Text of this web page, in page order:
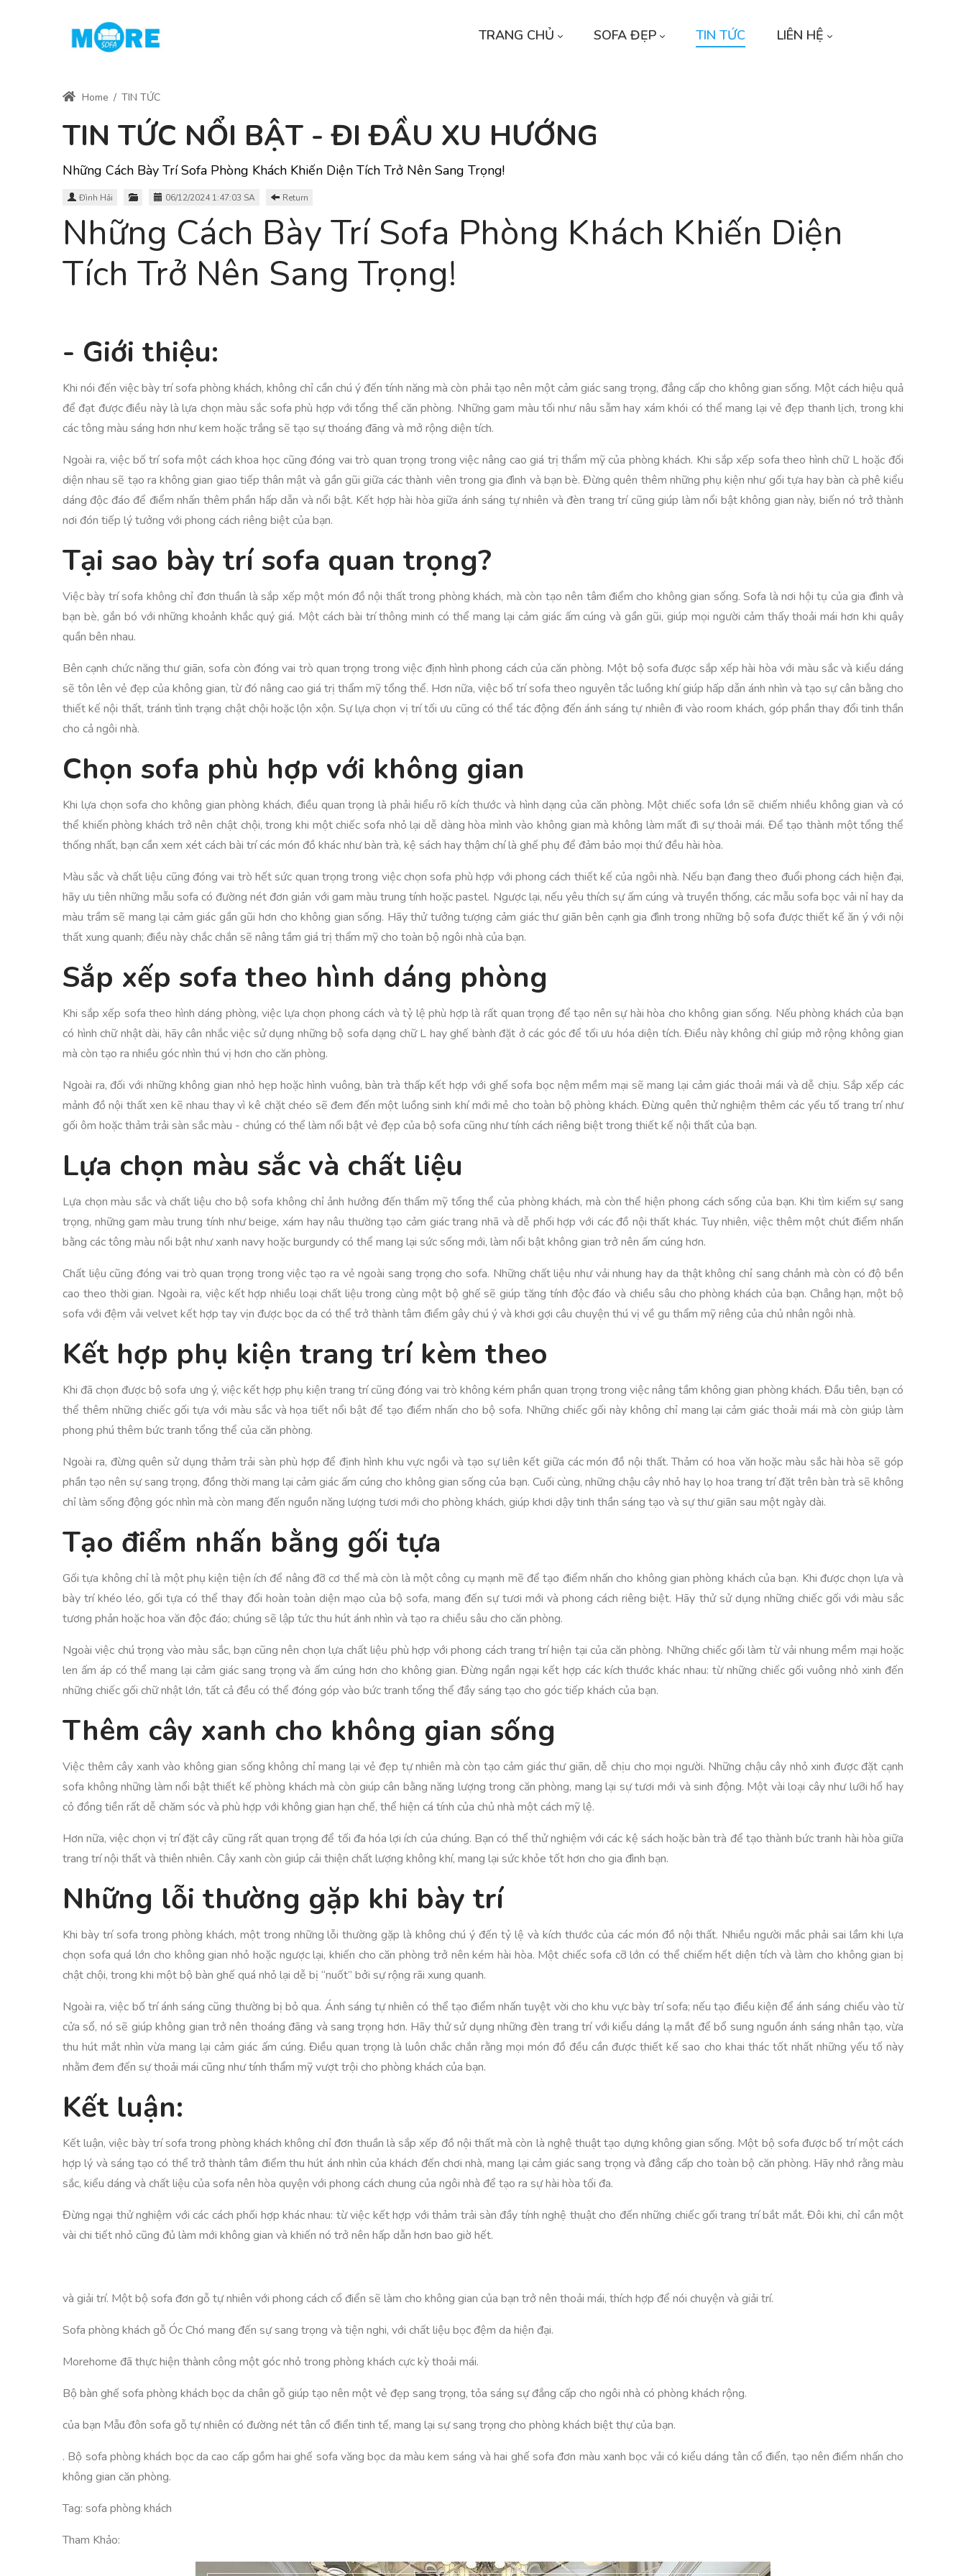
TRANG CHỦ SOFA ĐẸP TIN TỨC LIÊN HỆ
Home / TIN TỨC
TIN TỨC NỔI BẬT - ĐI ĐẦU XU HƯỚNG
Những Cách Bày Trí Sofa Phòng Khách Khiến Diện Tích Trở Nên Sang Trọng!
Đình Hải 06/12/2024 1:47:03 SA Return
Những Cách Bày Trí Sofa Phòng Khách Khiến Diện
Tích Trở Nên Sang Trọng!
- Giới thiệu:
Khi nói đến việc bày trí sofa phòng khách, không chỉ cần chú ý đến tính năng mà còn phải tạo nên một cảm giác sang trọng, đẳng cấp cho không gian sống. Một cách hiệu quả
để đạt được điều này là lựa chọn màu sắc sofa phù hợp với tổng thể căn phòng. Những gam màu tối như nâu sẫm hay xám khói có thể mang lại vẻ đẹp thanh lịch, trong khi
các tông màu sáng hơn như kem hoặc trắng sẽ tạo sự thoáng đãng và mở rộng diện tích.
Ngoài ra, việc bố trí sofa một cách khoa học cũng đóng vai trò quan trọng trong việc nâng cao giá trị thẩm mỹ của phòng khách. Khi sắp xếp sofa theo hình chữ L hoặc đối
diện nhau sẽ tạo ra không gian giao tiếp thân mật và gần gũi giữa các thành viên trong gia đình và bạn bè. Đừng quên thêm những phụ kiện như gối tựa hay bàn cà phê kiểu
dáng độc đáo để điểm nhấn thêm phần hấp dẫn và nổi bật. Kết hợp hài hòa giữa ánh sáng tự nhiên và đèn trang trí cũng giúp làm nổi bật không gian này, biến nó trở thành
nơi đón tiếp lý tưởng với phong cách riêng biệt của bạn.
Tại sao bày trí sofa quan trọng?
Việc bày trí sofa không chỉ đơn thuần là sắp xếp một món đồ nội thất trong phòng khách, mà còn tạo nên tâm điểm cho không gian sống. Sofa là nơi hội tụ của gia đình và
bạn bè, gắn bó với những khoảnh khắc quý giá. Một cách bài trí thông minh có thể mang lại cảm giác ấm cúng và gần gũi, giúp mọi người cảm thấy thoải mái hơn khi quây
quần bên nhau.
Bên cạnh chức năng thư giãn, sofa còn đóng vai trò quan trọng trong việc định hình phong cách của căn phòng. Một bộ sofa được sắp xếp hài hòa với màu sắc và kiểu dáng
sẽ tôn lên vẻ đẹp của không gian, từ đó nâng cao giá trị thẩm mỹ tổng thể. Hơn nữa, việc bố trí sofa theo nguyên tắc luồng khí giúp hấp dẫn ánh nhìn và tạo sự cân bằng cho
thiết kế nội thất, tránh tình trạng chật chội hoặc lộn xộn. Sự lựa chọn vị trí tối ưu cũng có thể tác động đến ánh sáng tự nhiên đi vào room khách, góp phần thay đổi tinh thần
cho cả ngôi nhà.
Chọn sofa phù hợp với không gian
Khi lựa chọn sofa cho không gian phòng khách, điều quan trọng là phải hiểu rõ kích thước và hình dạng của căn phòng. Một chiếc sofa lớn sẽ chiếm nhiều không gian và có
thể khiến phòng khách trở nên chật chội, trong khi một chiếc sofa nhỏ lại dễ dàng hòa mình vào không gian mà không làm mất đi sự thoải mái. Để tạo thành một tổng thể
thống nhất, bạn cần xem xét cách bài trí các món đồ khác như bàn trà, kệ sách hay thậm chí là ghế phụ để đảm bảo mọi thứ đều hài hòa.
Màu sắc và chất liệu cũng đóng vai trò hết sức quan trọng trong việc chọn sofa phù hợp với phong cách thiết kế của ngôi nhà. Nếu bạn đang theo đuổi phong cách hiện đại,
hãy ưu tiên những mẫu sofa có đường nét đơn giản với gam màu trung tính hoặc pastel. Ngược lại, nếu yêu thích sự ấm cúng và truyền thống, các mẫu sofa bọc vải nỉ hay da
màu trầm sẽ mang lại cảm giác gần gũi hơn cho không gian sống. Hãy thử tưởng tượng cảm giác thư giãn bên cạnh gia đình trong những bộ sofa được thiết kế ăn ý với nội
thất xung quanh; điều này chắc chắn sẽ nâng tầm giá trị thẩm mỹ cho toàn bộ ngôi nhà của bạn.
Sắp xếp sofa theo hình dáng phòng
Khi sắp xếp sofa theo hình dáng phòng, việc lựa chọn phong cách và tỷ lệ phù hợp là rất quan trọng để tạo nên sự hài hòa cho không gian sống. Nếu phòng khách của bạn
có hình chữ nhật dài, hãy cân nhắc việc sử dụng những bộ sofa dạng chữ L hay ghế bành đặt ở các góc để tối ưu hóa diện tích. Điều này không chỉ giúp mở rộng không gian
mà còn tạo ra nhiều góc nhìn thú vị hơn cho căn phòng.
Ngoài ra, đối với những không gian nhỏ hẹp hoặc hình vuông, bàn trà thấp kết hợp với ghế sofa bọc nệm mềm mại sẽ mang lại cảm giác thoải mái và dễ chịu. Sắp xếp các
mảnh đồ nội thất xen kẽ nhau thay vì kê chặt chéo sẽ đem đến một luồng sinh khí mới mẻ cho toàn bộ phòng khách. Đừng quên thử nghiệm thêm các yếu tố trang trí như
gối ôm hoặc thảm trải sàn sắc màu - chúng có thể làm nổi bật vẻ đẹp của bộ sofa cũng như tính cách riêng biệt trong thiết kế nội thất của bạn.
Lựa chọn màu sắc và chất liệu
Lựa chọn màu sắc và chất liệu cho bộ sofa không chỉ ảnh hưởng đến thẩm mỹ tổng thể của phòng khách, mà còn thể hiện phong cách sống của bạn. Khi tìm kiếm sự sang
trọng, những gam màu trung tính như beige, xám hay nâu thường tạo cảm giác trang nhã và dễ phối hợp với các đồ nội thất khác. Tuy nhiên, việc thêm một chút điểm nhấn
bằng các tông màu nổi bật như xanh navy hoặc burgundy có thể mang lại sức sống mới, làm nổi bật không gian trở nên ấm cúng hơn.
Chất liệu cũng đóng vai trò quan trọng trong việc tạo ra vẻ ngoài sang trọng cho sofa. Những chất liệu như vải nhung hay da thật không chỉ sang chảnh mà còn có độ bền
cao theo thời gian. Ngoài ra, việc kết hợp nhiều loại chất liệu trong cùng một bộ ghế sẽ giúp tăng tính độc đáo và chiều sâu cho phòng khách của bạn. Chẳng hạn, một bộ
sofa với đệm vải velvet kết hợp tay vịn được bọc da có thể trở thành tâm điểm gây chú ý và khơi gợi câu chuyện thú vị về gu thẩm mỹ riêng của chủ nhân ngôi nhà.
Kết hợp phụ kiện trang trí kèm theo
Khi đã chọn được bộ sofa ưng ý, việc kết hợp phụ kiện trang trí cũng đóng vai trò không kém phần quan trọng trong việc nâng tầm không gian phòng khách. Đầu tiên, bạn có
thể thêm những chiếc gối tựa với màu sắc và họa tiết nổi bật để tạo điểm nhấn cho bộ sofa. Những chiếc gối này không chỉ mang lại cảm giác thoải mái mà còn giúp làm
phong phú thêm bức tranh tổng thể của căn phòng.
Ngoài ra, đừng quên sử dụng thảm trải sàn phù hợp để định hình khu vực ngồi và tạo sự liên kết giữa các món đồ nội thất. Thảm có hoa văn hoặc màu sắc hài hòa sẽ góp
phần tạo nên sự sang trọng, đồng thời mang lại cảm giác ấm cúng cho không gian sống của bạn. Cuối cùng, những chậu cây nhỏ hay lọ hoa trang trí đặt trên bàn trà sẽ không
chỉ làm sống động góc nhìn mà còn mang đến nguồn năng lượng tươi mới cho phòng khách, giúp khơi dậy tinh thần sáng tạo và sự thư giãn sau một ngày dài.
Tạo điểm nhấn bằng gối tựa
Gối tựa không chỉ là một phụ kiện tiện ích để nâng đỡ cơ thể mà còn là một công cụ mạnh mẽ để tạo điểm nhấn cho không gian phòng khách của bạn. Khi được chọn lựa và
bày trí khéo léo, gối tựa có thể thay đổi hoàn toàn diện mạo của bộ sofa, mang đến sự tươi mới và phong cách riêng biệt. Hãy thử sử dụng những chiếc gối với màu sắc
tương phản hoặc hoa văn độc đáo; chúng sẽ lập tức thu hút ánh nhìn và tạo ra chiều sâu cho căn phòng.
Ngoài việc chú trọng vào màu sắc, bạn cũng nên chọn lựa chất liệu phù hợp với phong cách trang trí hiện tại của căn phòng. Những chiếc gối làm từ vải nhung mềm mại hoặc
len ấm áp có thể mang lại cảm giác sang trọng và ấm cúng hơn cho không gian. Đừng ngần ngại kết hợp các kích thước khác nhau: từ những chiếc gối vuông nhỏ xinh đến
những chiếc gối chữ nhật lớn, tất cả đều có thể đóng góp vào bức tranh tổng thể đầy sáng tạo cho góc tiếp khách của bạn.
Thêm cây xanh cho không gian sống
Việc thêm cây xanh vào không gian sống không chỉ mang lại vẻ đẹp tự nhiên mà còn tạo cảm giác thư giãn, dễ chịu cho mọi người. Những chậu cây nhỏ xinh được đặt cạnh
sofa không những làm nổi bật thiết kế phòng khách mà còn giúp cân bằng năng lượng trong căn phòng, mang lại sự tươi mới và sinh động. Một vài loại cây như lưỡi hổ hay
cỏ đồng tiền rất dễ chăm sóc và phù hợp với không gian hạn chế, thể hiện cá tính của chủ nhà một cách mỹ lệ.
Hơn nữa, việc chọn vị trí đặt cây cũng rất quan trọng để tối đa hóa lợi ích của chúng. Bạn có thể thử nghiệm với các kệ sách hoặc bàn trà để tạo thành bức tranh hài hòa giữa
trang trí nội thất và thiên nhiên. Cây xanh còn giúp cải thiện chất lượng không khí, mang lại sức khỏe tốt hơn cho gia đình bạn.
Những lỗi thường gặp khi bày trí
Khi bày trí sofa trong phòng khách, một trong những lỗi thường gặp là không chú ý đến tỷ lệ và kích thước của các món đồ nội thất. Nhiều người mắc phải sai lầm khi lựa
chọn sofa quá lớn cho không gian nhỏ hoặc ngược lại, khiến cho căn phòng trở nên kém hài hòa. Một chiếc sofa cỡ lớn có thể chiếm hết diện tích và làm cho không gian bị
chật chội, trong khi một bộ bàn ghế quá nhỏ lại dễ bị “nuốt” bởi sự rộng rãi xung quanh.
Ngoài ra, việc bố trí ánh sáng cũng thường bị bỏ qua. Ánh sáng tự nhiên có thể tạo điểm nhấn tuyệt vời cho khu vực bày trí sofa; nếu tạo điều kiện để ánh sáng chiếu vào từ
cửa sổ, nó sẽ giúp không gian trở nên thoáng đãng và sang trọng hơn. Hãy thử sử dụng những đèn trang trí với kiểu dáng lạ mắt để bổ sung nguồn ánh sáng nhân tạo, vừa
thu hút mắt nhìn vừa mang lại cảm giác ấm cúng. Điều quan trọng là luôn chắc chắn rằng mọi món đồ đều cần được thiết kế sao cho khai thác tốt nhất những yếu tố này
nhằm đem đến sự thoải mái cũng như tính thẩm mỹ vượt trội cho phòng khách của bạn.
Kết luận:
Kết luận, việc bày trí sofa trong phòng khách không chỉ đơn thuần là sắp xếp đồ nội thất mà còn là nghệ thuật tạo dựng không gian sống. Một bộ sofa được bố trí một cách
hợp lý và sáng tạo có thể trở thành tâm điểm thu hút ánh nhìn của khách đến chơi nhà, mang lại cảm giác sang trọng và đẳng cấp cho toàn bộ căn phòng. Hãy nhớ rằng màu
sắc, kiểu dáng và chất liệu của sofa nên hòa quyện với phong cách chung của ngôi nhà để tạo ra sự hài hòa tối đa.
Đừng ngại thử nghiệm với các cách phối hợp khác nhau: từ việc kết hợp với thảm trải sàn đầy tính nghệ thuật cho đến những chiếc gối trang trí bắt mắt. Đôi khi, chỉ cần một
vài chi tiết nhỏ cũng đủ làm mới không gian và khiến nó trở nên hấp dẫn hơn bao giờ hết.
và giải trí. Một bộ sofa đơn gỗ tự nhiên với phong cách cổ điển sẽ làm cho không gian của bạn trở nên thoải mái, thích hợp để nói chuyện và giải trí.
Sofa phòng khách gỗ Óc Chó mang đến sự sang trọng và tiện nghi, với chất liệu bọc đệm da hiện đại.
Morehome đã thực hiện thành công một góc nhỏ trong phòng khách cực kỳ thoải mái.
Bộ bàn ghế sofa phòng khách bọc da chân gỗ giúp tạo nên một vẻ đẹp sang trọng, tỏa sáng sự đẳng cấp cho ngôi nhà có phòng khách rộng.
của bạn Mẫu đôn sofa gỗ tự nhiên có đường nét tân cổ điển tinh tế, mang lại sự sang trọng cho phòng khách biệt thự của bạn.
. Bộ sofa phòng khách bọc da cao cấp gồm hai ghế sofa văng bọc da màu kem sáng và hai ghế sofa đơn màu xanh bọc vải có kiểu dáng tân cổ điển, tạo nên điểm nhấn cho
không gian căn phòng.
Tag: sofa phòng khách
Tham Khảo: